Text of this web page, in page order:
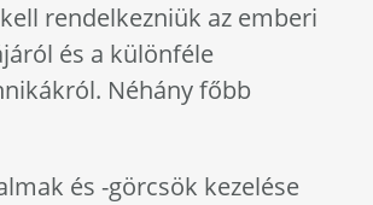
rendelkezniük az emberi
és a különféle
Néhány főbb
és -görcsök kezelése